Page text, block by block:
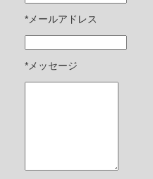
*メールアドレス
*メッセージ